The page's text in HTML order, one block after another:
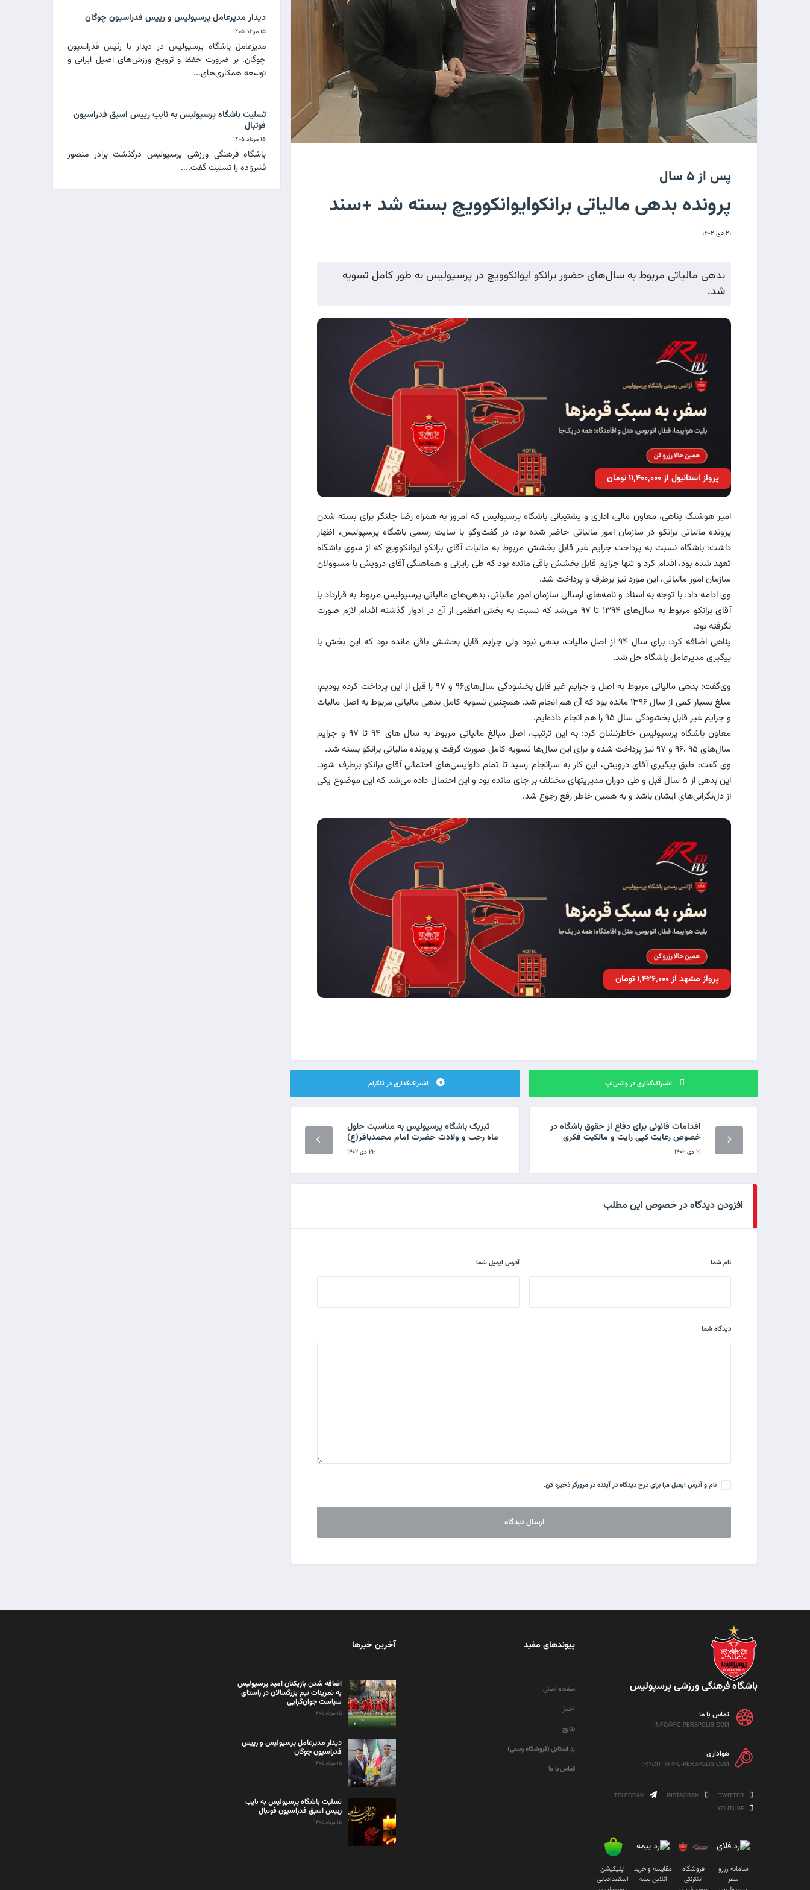
پس از ۵ سال
پرونده بدهی مالیاتی برانکوایوانکوویچ بسته شد +سند
۲۱ دی ۱۴۰۲
بدهی مالیاتی مربوط به سال‌های حضور برانکو ایوانکوویچ در پرسپولیس به طور کامل تسویه
شد.
پرواز استانبول از ۱۱٬۴۰۰٬۰۰۰ تومان
امیر هوشنگ پناهی، معاون مالی، اداری و پشتیبانی باشگاه پرسپولیس که امر‌وز به همراه رضا چلنگر برای بسته شدن
پرونده مالیاتی برانکو در سازمان امور مالیاتی حاضر شده بود، در گفت‌وگو با سایت رسمی باشگاه پرسپولیس، اظهار
داشت: باشگاه نسبت به پرداخت جرایم غیر قابل بخشش مربوط به مالیات آقای برانکو ایوانکوویچ که از سوی باشگاه
تعهد شده بود، اقدام کرد و تنها جرایم قابل بخشش باقی مانده بود که طی رایزنی و هماهنگی آقای درویش با مسوولان
سازمان امور مالیاتی، این‌‌ مورد نیز برطرف و پرداخت شد.
وی ادامه داد: با توجه به اسناد و نامه‌های ارسالی سازمان امور مالیاتی، بدهی‌های مالیاتی پرسپولیس مربوط به قرارداد با
آقای برانکو مربوط به سال‌های ۱۳۹۴ تا ۹۷ می‌شد که نسبت به بخش اعظمی از آن در ادوار گذشته اقدام لازم صورت
نگرفته بود.
پناهی اضافه کرد: برای سال ۹۴ از اصل مالیات، بدهی نبود ولی جرایم قابل بخشش باقی مانده بود که این بخش با
پیگیری مدیرعامل باشگاه حل‌ شد.
وی‌گفت: بدهی مالیاتی مربوط به اصل و جرایم غیر قابل بخشودگی سال‌های۹۶ و ۹۷ را قبل از این‌ پرداخت کرده بودیم،
مبلغ بسیار کمی از سال ۱۳۹۶ مانده بود که آن هم انجام شد. همچنین تسویه کامل بدهی مالیاتی مربوط به اصل مالیات
و جرایم غیر قابل بخشودگی سال ۹۵ را هم انجام داده‌ایم.
معاون باشگاه پرسپولیس خاطرنشان کرد: به این ترتیب، اصل مبالغ مالیاتی مربوط به سال های ۹۴ تا ۹۷ و جرایم
سال‌های ۹۵ ،۹۶ و ۹۷ نیز پرداخت شده و برای این سال‌ها تسویه کامل صورت گرفت و پرونده مالیاتی برانکو بسته شد.
وی گفت: طبق‌ پیگیری آقای درویش، این‌ کار به سرانجام رسید تا تمام دلواپسی‌های احتمالی آقای برانکو برطرف شود.
این بدهی از ۵ سال قبل و طی دوران مدیریتهای مختلف بر جای مانده بود و این احتمال داده می‌شد که این موضوع یکی
از دل‌نگرانی‌های ایشان باشد و به همین خاطر رفع رجوع شد.
پرواز مشهد از ۱٬۴۲۶٬۰۰۰ تومان
اشتراک‌گذاری در واتس‌اپ اشتراک‌گذاری در تلگرام
اقدامات قانونی برای دفاع از حقوق باشگاه در
خصوص رعایت کپی رایت و مالکیت فکری
۲۱ دی ۱۴۰۲
تبریک باشگاه پرسپولیس به مناسبت حلول
ماه رجب و ولادت حضرت امام محمدباقر(ع)
۲۳ دی ۱۴۰۲
افزودن دیدگاه در خصوص این مطلب
نام شما آدرس ایمیل شما
دیدگاه شما
نام و آدرس ایمیل مرا برای درج دیدگاه در آینده در مرورگر ذخیره کن.
دیدار مدیرعامل پرسپولیس و رییس فدراسیون چوگان
۱۵ مرداد ۱۴۰۵
مدیرعامل باشگاه پرسپولیس در دیدار با رئیس فدراسیون
چوگان، بر ضرورت حفظ و ترویج ورزش‌های اصیل ایرانی و
توسعه همکاری‌های...
تسلیت باشگاه پرسپولیس به نایب رییس اسبق فدراسیون
فوتبال
۱۵ مرداد ۱۴۰۵
باشگاه فرهنگی ورزشی پرسپولیس درگذشت برادر منصور
قنبرزاده را تسلیت گفت....
باشگاه فرهنگی ورزشی پرسپولیس
تماس با ما
INFO@FC-PERSPOLIS.COM
هواداری
TRYOUTS@FC-PERSPOLIS.COM
سامانه رزرو
سفر
فروشگاه
اینترنتی
مقایسه و خرید
آنلاین بیمه
اپلیکیشن
استعدادیابی
پیوندهای مفید
صفحه اصلی
اخبار
نتایج
رد استایل (فروشگاه رسمی)
تماس با ما
آخرین خبرها
اضافه شدن بازیکنان امید پرسپولیس
به تمرینات تیم بزرگسالان در راستای
سیاست جوان‌گرایی
۱۵ مرداد ۱۴۰۵
دیدار مدیرعامل پرسپولیس و رییس
فدراسیون چوگان
۱۵ مرداد ۱۴۰۵
تسلیت باشگاه پرسپولیس به نایب
رییس اسبق فدراسیون فوتبال
۱۵ مرداد ۱۴۰۵